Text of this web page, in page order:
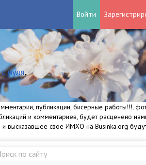
Войти
нуля,
публикации, бисерные работы!!!,
и комментариев, будет расценено
и высказавшее свое ИМХО на Businka.org